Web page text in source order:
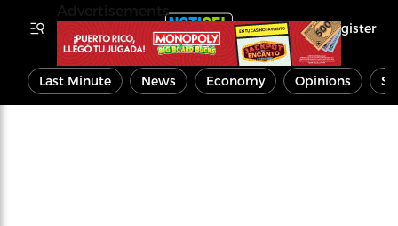
Register
Last Minute News Economy Opinions
Advertisements